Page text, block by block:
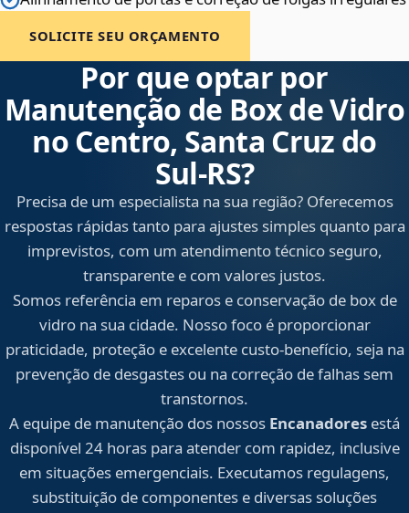
SOLICITE SEU ORÇAMENTO
Por que optar por
Manutenção de Box de Vidro
no Centro, Santa Cruz do
Sul‑RS?
Precisa de um especialista na sua região? Oferecemos
respostas rápidas tanto para ajustes simples quanto para
imprevistos, com um atendimento técnico seguro,
transparente e com valores justos.
Somos referência em reparos e conservação de box de
vidro na sua cidade. Nosso foco é proporcionar
praticidade, proteção e excelente custo-benefício, seja na
prevenção de desgastes ou na correção de falhas sem
transtornos.
A equipe de manutenção dos nossos Encanadores está
disponível 24 horas para atender com rapidez, inclusive
em situações emergenciais. Executamos regulagens,
substituição de componentes e diversas soluções